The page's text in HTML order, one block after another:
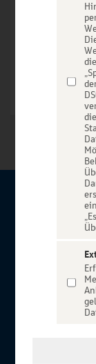
Zur
Über
Service für alle
Portal finden Sie
Musicals und
Champions
In